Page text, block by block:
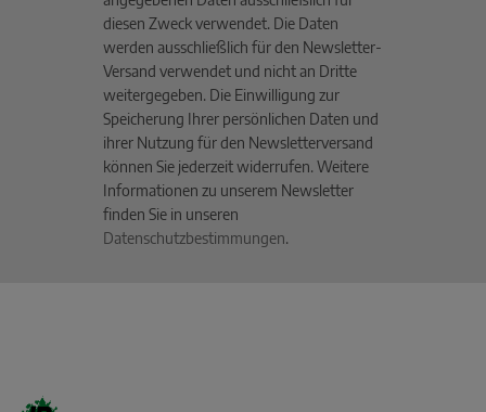
diesen Zweck verwendet. Die Daten
werden ausschließlich für den Newsletter-
Versand verwendet und nicht an Dritte
weitergegeben. Die Einwilligung zur
Speicherung Ihrer persönlichen Daten und
ihrer Nutzung für den Newsletterversand
können Sie jederzeit widerrufen. Weitere
Informationen zu unserem Newsletter
finden Sie in unseren
Datenschutzbestimmungen.